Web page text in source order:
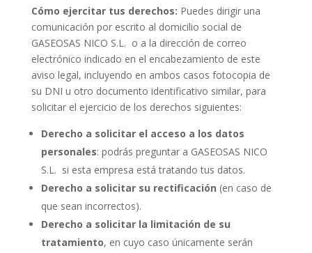
Cómo ejercitar tus derechos: Puedes dirigir una
comunicación por escrito al domicilio social de
GASEOSAS NICO S.L. o a la dirección de correo
electrónico indicado en el encabezamiento de este
aviso legal, incluyendo en ambos casos fotocopia de
su DNI u otro documento identificativo similar, para
solicitar el ejercicio de los derechos siguientes:
Derecho a solicitar el acceso a los datos
personales: podrás preguntar a GASEOSAS NICO
S.L. si esta empresa está tratando tus datos.
Derecho a solicitar su rectificación (en caso de
que sean incorrectos).
Derecho a solicitar la limitación de su
tratamiento, en cuyo caso únicamente serán